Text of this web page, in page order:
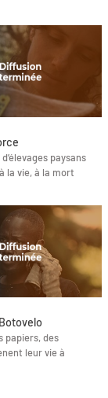
paysans
la vie, à la mort
papiers, des
leur vie à